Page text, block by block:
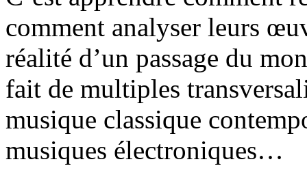
comment analyser leurs
réalité d’un passage du
fait de multiples
musique classique
musiques électroniques…